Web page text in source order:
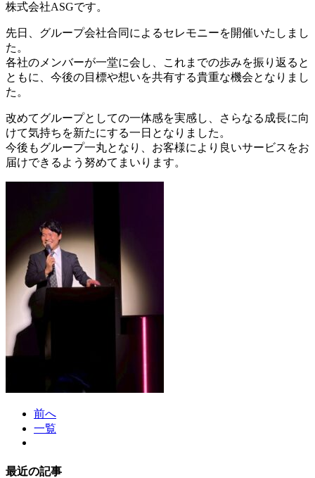
株式会社ASGです。
先日、グループ会社合同によるセレモニーを開催いたしまし
た。
各社のメンバーが一堂に会し、これまでの歩みを振り返ると
ともに、今後の目標や想いを共有する貴重な機会となりまし
た。
改めてグループとしての一体感を実感し、さらなる成長に向
けて気持ちを新たにする一日となりました。
今後もグループ一丸となり、お客様により良いサービスをお
届けできるよう努めてまいります。
前へ
一覧
最近の記事